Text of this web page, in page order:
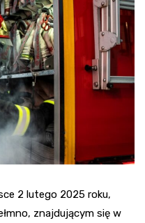
2 lutego 2025 roku,
znajdującym się w